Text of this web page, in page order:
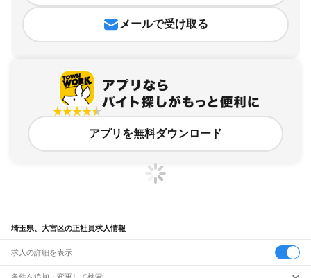
メールで受け取る
アプリを無料ダウンロード
埼玉県、大宮区の正社員求人情報
求人の詳細を表示